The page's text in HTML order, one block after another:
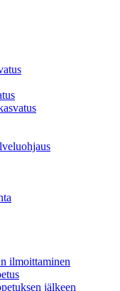
ilmoittaminen
jälkeen